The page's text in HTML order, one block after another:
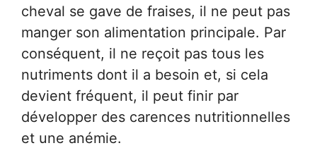
cheval se gave de fraises, il ne peut pas
manger son alimentation principale. Par
conséquent, il ne reçoit pas tous les
nutriments dont il a besoin et, si cela
devient fréquent, il peut finir par
développer des carences nutritionnelles
et une anémie.